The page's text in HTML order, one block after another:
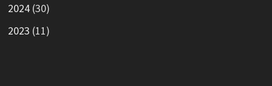
2024(30)
2023 (11)